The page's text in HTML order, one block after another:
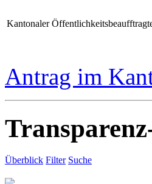
Kantonaler
Antrag im
Überblick Filter Suche